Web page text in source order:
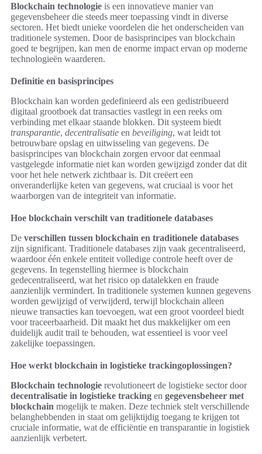
Blockchain technologie is een innovatieve manier van
gegevensbeheer die steeds meer toepassing vindt in diverse
sectoren. Het biedt unieke voordelen die het onderscheiden van
traditionele systemen. Door de basisprincipes van blockchain
goed te begrijpen, kan men de enorme impact ervan op moderne
technologieën waarderen.
Definitie en basisprincipes
Blockchain kan worden gedefinieerd als een gedistribueerd
digitaal grootboek dat transacties vastlegt in een reeks om
verbinding met elkaar staande blokken. Dit systeem biedt
transparantie, decentralisatie en beveiliging, wat leidt tot
betrouwbare opslag en uitwisseling van gegevens. De
basisprincipes van blockchain zorgen ervoor dat eenmaal
vastgelegde informatie niet kan worden gewijzigd zonder dat dit
voor het hele netwerk zichtbaar is. Dit creëert een
onveranderlijke keten van gegevens, wat cruciaal is voor het
waarborgen van de integriteit van informatie.
Hoe blockchain verschilt van traditionele databases
De verschillen tussen blockchain en traditionele databases
zijn significant. Traditionele databases zijn vaak gecentraliseerd,
waardoor één enkele entiteit volledige controle heeft over de
gegevens. In tegenstelling hiermee is blockchain
gedecentraliseerd, wat het risico op datalekken en fraude
aanzienlijk vermindert. In traditionele systemen kunnen gegevens
worden gewijzigd of verwijderd, terwijl blockchain alleen
nieuwe transacties kan toevoegen, wat een groot voordeel biedt
voor traceerbaarheid. Dit maakt het dus makkelijker om een
duidelijk audit trail te behouden, wat essentieel is voor veel
zakelijke toepassingen.
Hoe werkt blockchain in logistieke trackingoplossingen?
Blockchain technologie revolutioneert de logistieke sector door
decentralisatie in logistieke tracking en gegevensbeheer met
blockchain mogelijk te maken. Deze techniek stelt verschillende
belanghebbenden in staat om gelijktijdig toegang te krijgen tot
cruciale informatie, wat de efficiëntie en transparantie in logistiek
aanzienlijk verbetert.